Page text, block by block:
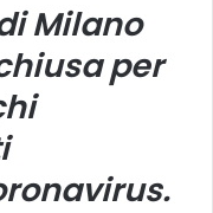
Milano
per